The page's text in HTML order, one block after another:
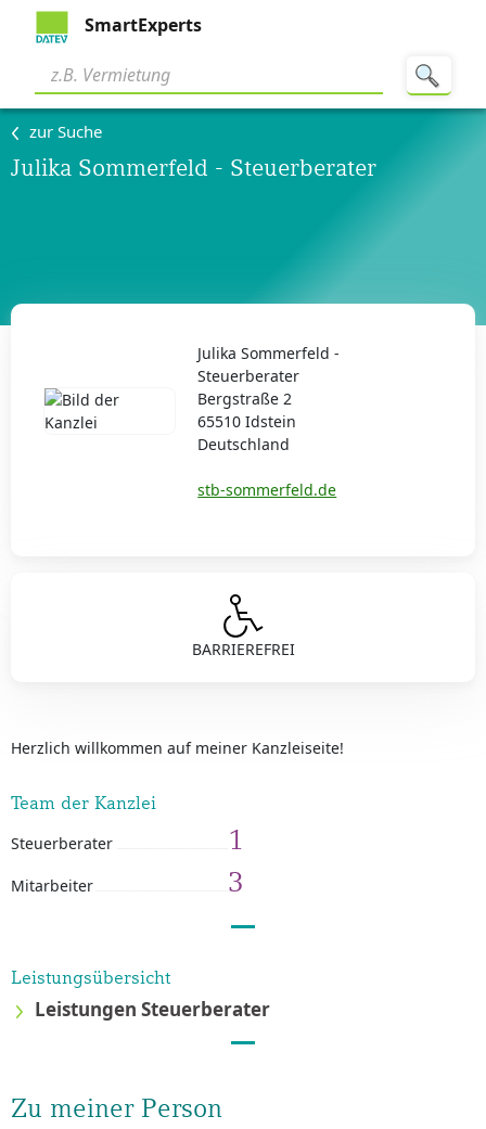
SmartExperts
zur Suche
Julika Sommerfeld - Steuerberater
BARRIEREFREI
Herzlich willkommen auf meiner Kanzleiseite!
Team der Kanzlei
Steuerberater 1
Mitarbeiter 3
Leistungsübersicht
Leistungen Steuerberater
Zu meiner Person
Julika Sommerfeld -
Steuerberater
Bergstraße 2
65510 Idstein
Deutschland
stb-sommerfeld.de